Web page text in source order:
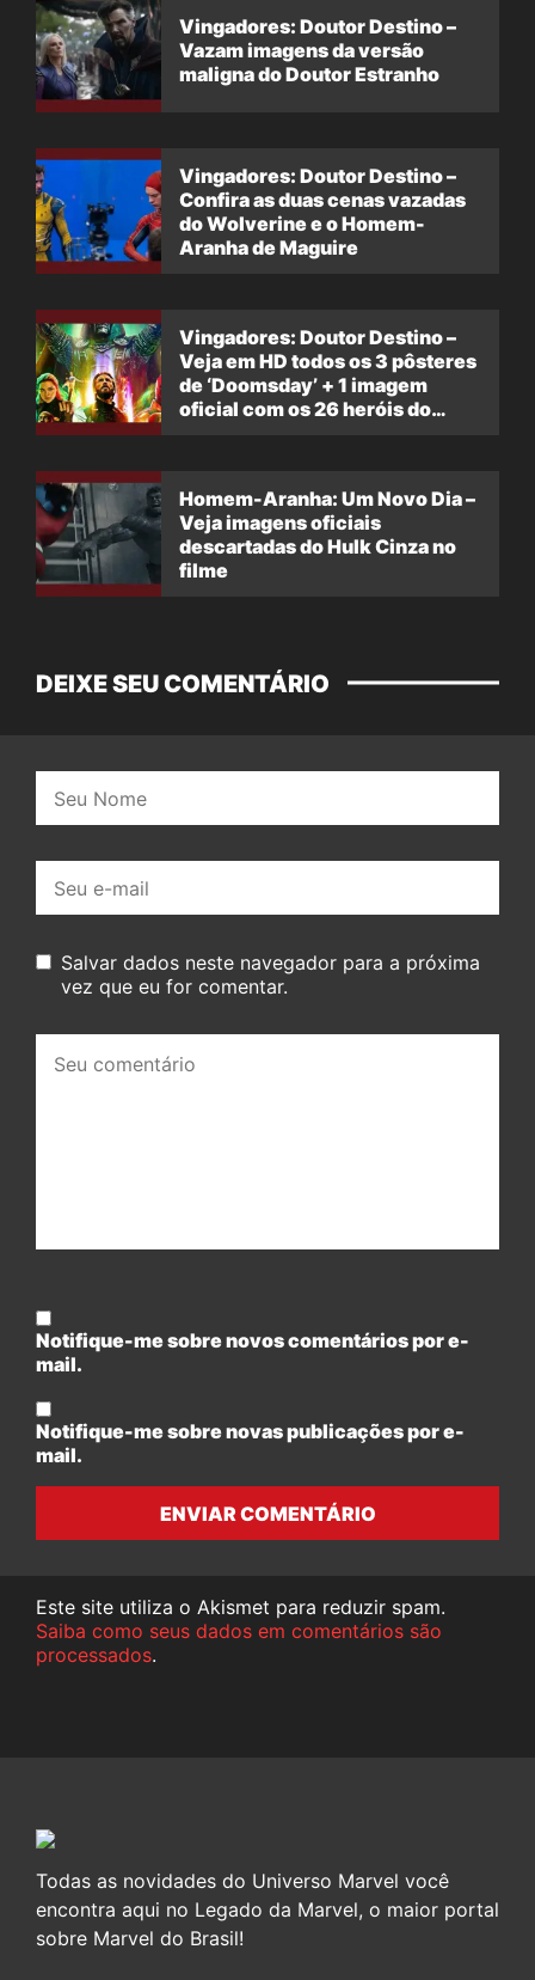
Vingadores: Doutor Destino –
Vazam imagens da versão
maligna do Doutor Estranho
Vingadores: Doutor Destino –
Confira as duas cenas vazadas
do Wolverine e o Homem-
Aranha de Maguire
Vingadores: Doutor Destino –
Veja em HD todos os 3 pôsteres
de ‘Doomsday’ + 1 imagem
oficial com os 26 heróis do
Homem-Aranha: Um Novo Dia –
Veja imagens oficiais
descartadas do Hulk Cinza no
filme
DEIXE SEU COMENTÁRIO
mail:
Salvar dados neste navegador para a próxima
vez que eu for comentar.
comentário:
Notifique-me sobre novos comentários por e-
mail.
Notifique-me sobre novas publicações por e-
mail.
ENVIAR COMENTÁRIO
Este site utiliza o Akismet para reduzir spam.
Saiba como seus dados em comentários são
processados.
Todas as novidades do Universo Marvel você
encontra aqui no Legado da Marvel, o maior portal
sobre Marvel do Brasil!